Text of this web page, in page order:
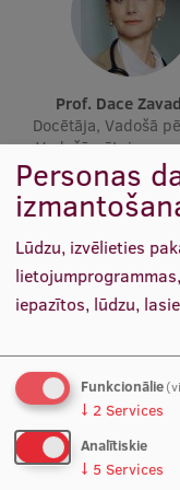
Mobilitātes
Starptautiskie
Starptautiskie
EURAXESS
EATRIS
Prof. Dace
Docētāja, Vadošā
Vadošā pētniece,
zinātniskā
Prof. Dr. med. Juta
Personas
Lūdzu, izvēlieties
iepazītos, lūdzu,
Funkcionālie
↓ 2 Services
Analītiskie
↓ 5 Services